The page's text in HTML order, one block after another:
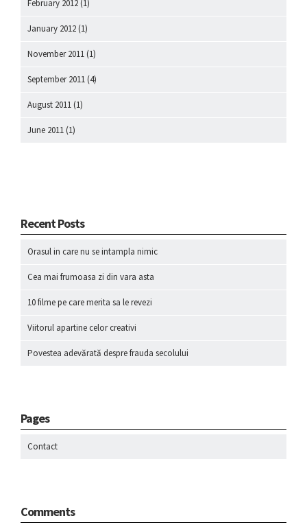
February 2012 (1)
January 2012 (1)
November 2011 (1)
September 2011 (4)
August 2011 (1)
June 2011 (1)
Recent Posts
Orasul in care nu se intampla nimic
Cea mai frumoasa zi din vara asta
10 filme pe care merita sa le revezi
Viitorul apartine celor creativi
Povestea adevărată despre frauda secolului
Pages
Contact
Comments